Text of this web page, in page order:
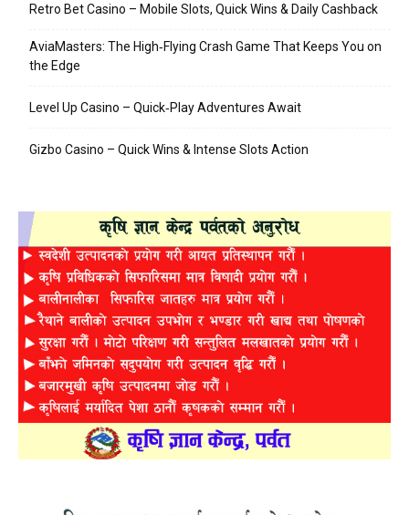
Retro Bet Casino – Mobile Slots, Quick Wins & Daily Cashback
AviaMasters: The High‑Flying Crash Game That Keeps You on
the Edge
Level Up Casino – Quick‑Play Adventures Await
Gizbo Casino – Quick Wins & Intense Slots Action